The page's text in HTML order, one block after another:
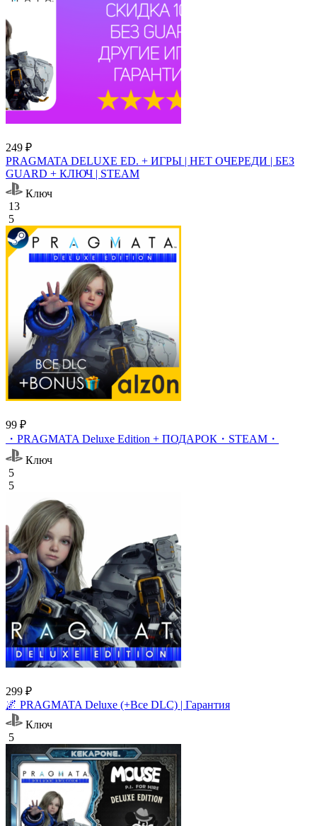
249 ₽
PRAGMATA DELUXE ED. + ИГРЫ | НЕТ ОЧЕРЕДИ | БЕЗ
GUARD + КЛЮЧ | STEAM
Ключ
13
5
99 ₽
・PRAGMATA Deluxe Edition + ПОДАРОК・STEAM・
Ключ
5
5
299 ₽
🌌 PRAGMATA Deluxe (+Все DLC) | Гарантия
Ключ
5